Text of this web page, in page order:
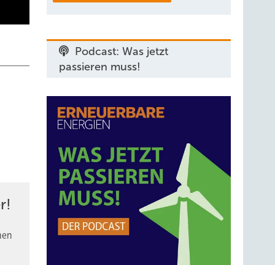
Podcast: Was jetzt
passieren muss!